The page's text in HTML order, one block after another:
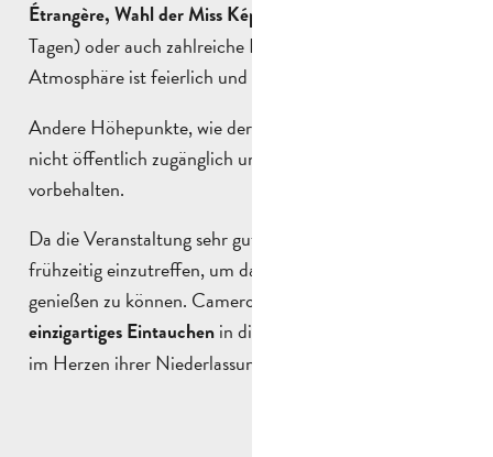
Étrangère, Wahl der Miss Képi Blanc, Kirmes
Tagen) oder auch zahlreiche Essensstände. Die
Atmosphäre ist feierlich und festlich zugleich.
Andere Höhepunkte, wie der Ball des Legionärs, sind
nicht öffentlich zugänglich und den Legionären
vorbehalten.
Da die Veranstaltung sehr gut besucht ist, ist es ratsam,
frühzeitig einzutreffen, um das Ereignis in vollen Zügen
genießen zu können. Camerone bietet somit ein
einzigartiges Eintauchen in die Welt der Fremdenlegion,
im Herzen ihrer Niederlassung in Aubagne.